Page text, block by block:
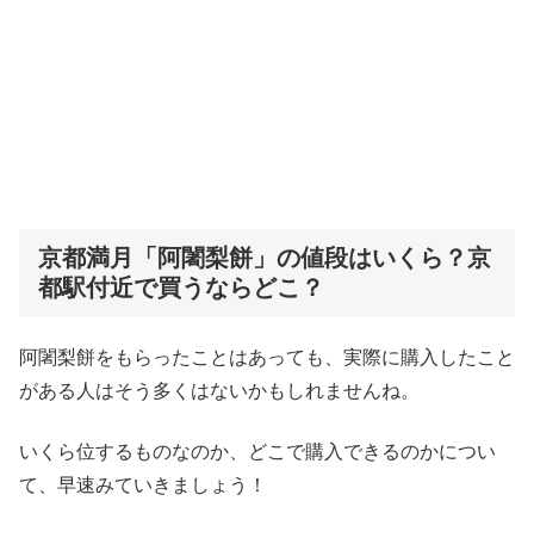
京都満月「阿闍梨餅」の値段はいくら？京
都駅付近で買うならどこ？
阿闍梨餅をもらったことはあっても、実際に購入したこと
がある人はそう多くはないかもしれませんね。
いくら位するものなのか、どこで購入できるのかについ
て、早速みていきましょう！